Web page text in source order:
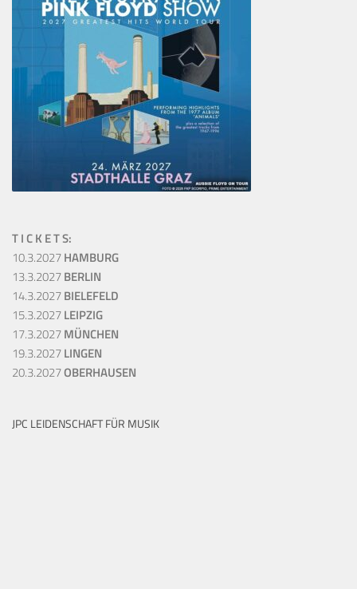
T I C K E T S:
10.3.2027HAMBURG
13.3.2027BERLIN
14.3.2027BIELEFELD
15.3.2027LEIPZIG
17.3.2027MÜNCHEN
19.3.2027LINGEN
20.3.2027OBERHAUSEN
JPC LEIDENSCHAFT FÜR MUSIK